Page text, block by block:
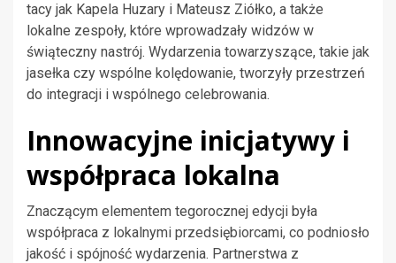
tacy jak Kapela Huzary i Mateusz Ziółko, a także
lokalne zespoły, które wprowadzały widzów w
świąteczny nastrój. Wydarzenia towarzyszące, takie jak
jasełka czy wspólne kolędowanie, tworzyły przestrzeń
do integracji i wspólnego celebrowania.
Innowacyjne inicjatywy i
współpraca lokalna
Znaczącym elementem tegorocznej edycji była
współpraca z lokalnymi przedsiębiorcami, co podniosło
jakość i spójność wydarzenia. Partnerstwa z